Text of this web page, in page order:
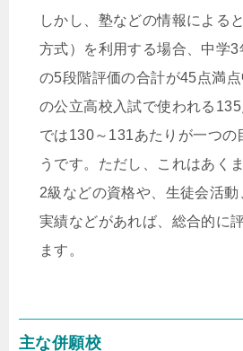
しかし、塾などの情報による
方式）を利用する場合、中学
の5段階評価の合計が45点満
の公立高校入試で使われる
では130～131あたりが一つの
うです。ただし、これはあく
2級などの資格や、生徒会活
実績などがあれば、総合的に
ます。
主な併願校